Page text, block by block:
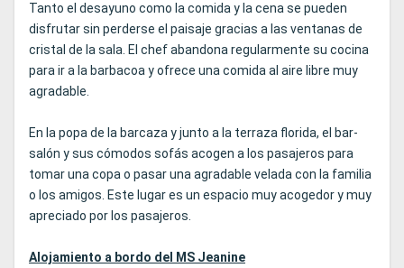
Tanto el desayuno como la comida y la cena se pueden
disfrutar sin perderse el paisaje gracias a las ventanas de
cristal de la sala. El chef abandona regularmente su cocina
para ir a la barbacoa y ofrece una comida al aire libre muy
agradable.
En la popa de la barcaza y junto a la terraza florida, el bar-
salón y sus cómodos sofás acogen a los pasajeros para
tomar una copa o pasar una agradable velada con la familia
o los amigos. Este lugar es un espacio muy acogedor y muy
apreciado por los pasajeros.
Alojamiento a bordo del MS Jeanine